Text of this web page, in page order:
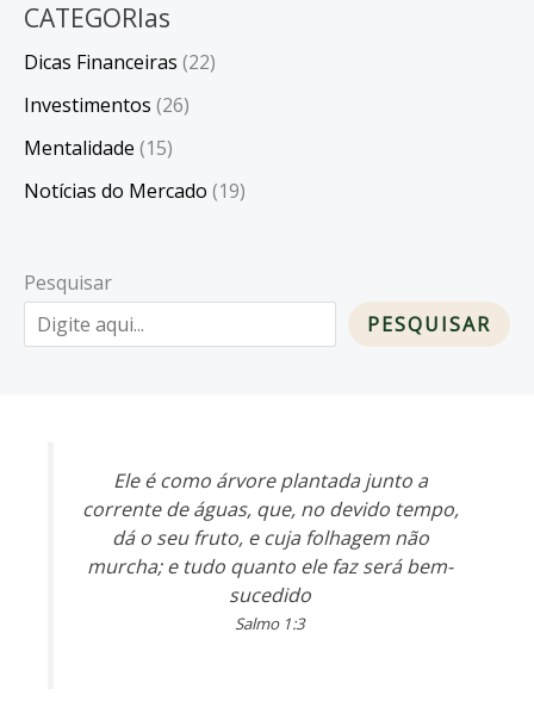
CATEGORIas
Dicas Financeiras (22)
Investimentos (26)
Mentalidade (15)
Notícias do Mercado (19)
Pesquisar
PESQUISAR
Ele é como árvore plantada junto a
corrente de águas, que, no devido tempo,
dá o seu fruto, e cuja folhagem não
murcha; e tudo quanto ele faz será bem-
sucedido
Salmo 1:3